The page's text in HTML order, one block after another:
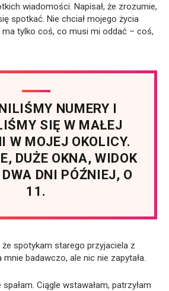
wiadomości. Napisał, że zrozumie,
spotkać. Nie chciał mojego życia
ma tylko coś, co musi mi oddać – coś,
NUMERY I
SIĘ W MAŁEJ
W MOJEJ OKOLICY.
DUŻE OKNA, WIDOK
DNI PÓŹNIEJ, O
11.
że spotykam starego przyjaciela z
mnie badawczo, ale nic nie zapytała.
Ciągle wstawałam, patrzyłam